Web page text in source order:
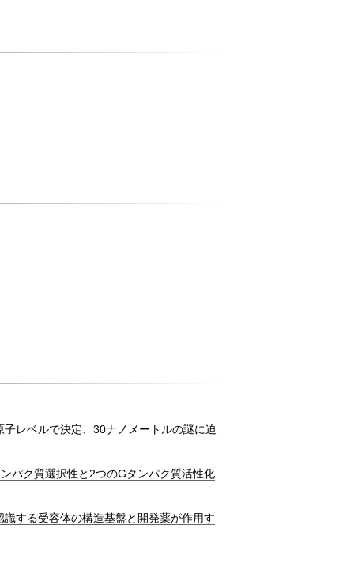
レベルで決定、30ナノメートルの謎に迫
パク質選択性と2つのGタンパク質活性化
する受容体の構造基盤と開発薬が作用す